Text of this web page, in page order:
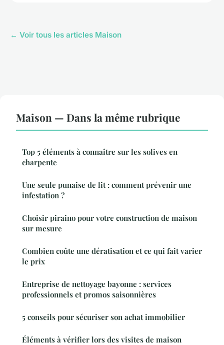
← Voir tous les articles Maison
Maison — Dans la même rubrique
Top 5 éléments à connaître sur les solives en
charpente
Une seule punaise de lit : comment prévenir une
infestation ?
Choisir piraino pour votre construction de maison
sur mesure
Combien coûte une dératisation et ce qui fait varier
le prix
Entreprise de nettoyage bayonne : services
professionnels et promos saisonnières
5 conseils pour sécuriser son achat immobilier
Éléments à vérifier lors des visites de maison